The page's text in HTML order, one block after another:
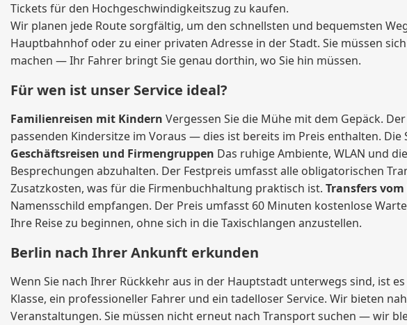
Tickets für den Hochgeschwindigkeitszug zu kaufen.
Wir planen jede Route sorgfältig, um den schnellsten und bequemsten
Hauptbahnhof oder zu einer privaten Adresse in der Stadt. Sie müssen
machen — Ihr Fahrer bringt Sie genau dorthin, wo Sie hin müssen.
Für wen ist unser Service ideal?
Familienreisen mit Kindern Vergessen Sie die Mühe mit dem Gepäck.
passenden Kindersitze im Voraus — dies ist bereits im Preis enthalten.
Geschäftsreisen und Firmengruppen Das ruhige Ambiente, WLAN und
Besprechungen abzuhalten. Der Festpreis umfasst alle obligatorischen
Zusatzkosten, was für die Firmenbuchhaltung praktisch ist. Transfers
Namensschild empfangen. Der Preis umfasst 60 Minuten kostenlose
Ihre Reise zu beginnen, ohne sich in die Taxischlangen anzustellen.
Berlin nach Ihrer Ankunft erkunden
Wenn Sie nach Ihrer Rückkehr aus in der Hauptstadt unterwegs sind, ist
Klasse, ein professioneller Fahrer und ein tadelloser Service. Wir bieten
Veranstaltungen. Sie müssen nicht erneut nach Transport suchen — wir